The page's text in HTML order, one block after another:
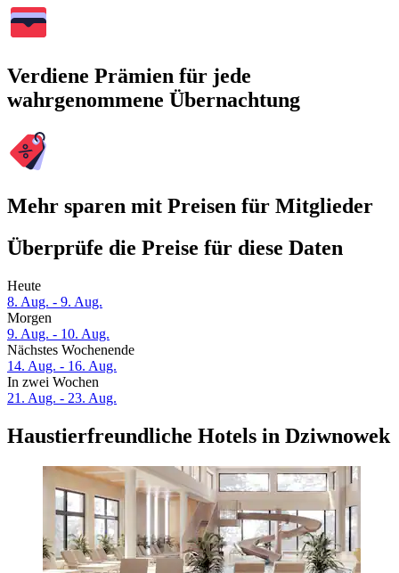
Verdiene Prämien für jede
wahrgenommene Übernachtung
Mehr sparen mit Preisen für Mitglieder
Überprüfe die Preise für diese Daten
Heute
8. Aug. - 9. Aug.
Morgen
9. Aug. - 10. Aug.
Nächstes Wochenende
14. Aug. - 16. Aug.
In zwei Wochen
21. Aug. - 23. Aug.
Haustierfreundliche Hotels in Dziwnowek